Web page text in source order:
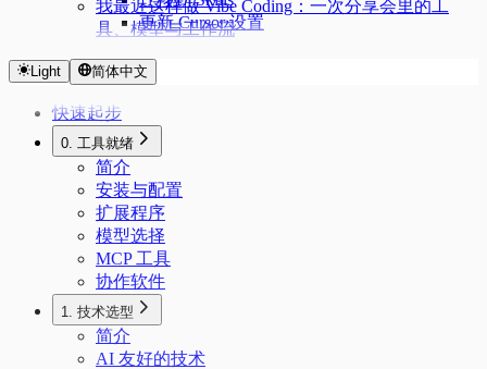
更新 Cursor 设置
我最近这样做 Vibe Coding：一次分享会里的工
具、模型与工作流
Light 简体中文
快速起步
0. 工具就绪
简介
安装与配置
扩展程序
模型选择
MCP 工具
协作软件
1. 技术选型
简介
AI 友好的技术